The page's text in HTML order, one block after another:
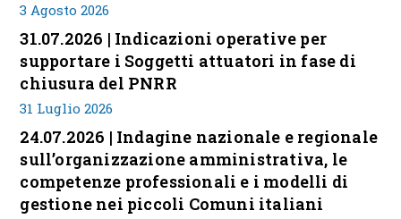
3 Agosto 2026
31.07.2026 | Indicazioni operative per
supportare i Soggetti attuatori in fase di
chiusura del PNRR
31 Luglio 2026
24.07.2026 | Indagine nazionale e regionale
sull’organizzazione amministrativa, le
competenze professionali e i modelli di
gestione nei piccoli Comuni italiani